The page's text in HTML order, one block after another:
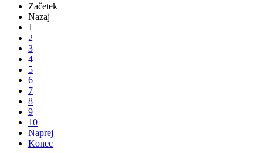
Začetek
Nazaj
1
2
3
4
5
6
7
8
9
10
Naprej
Konec